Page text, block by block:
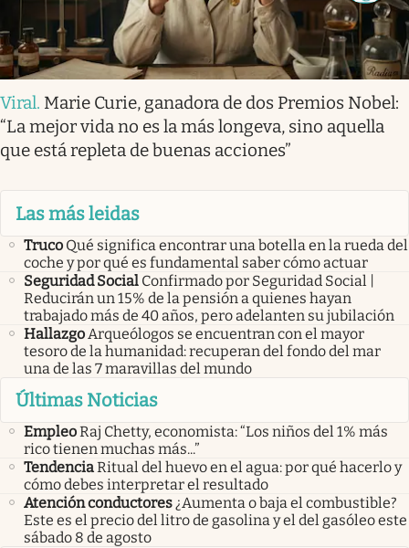
Viral. Marie Curie, ganadora de dos Premios Nobel:
“La mejor vida no es la más longeva, sino aquella
que está repleta de buenas acciones”
Las más leidas
Truco Qué significa encontrar una botella en la rueda del
coche y por qué es fundamental saber cómo actuar
Seguridad Social Confirmado por Seguridad Social |
Reducirán un 15% de la pensión a quienes hayan
trabajado más de 40 años, pero adelanten su jubilación
HallazgoArqueólogos se encuentran con el mayor
tesoro de la humanidad: recuperan del fondo del mar
una de las 7 maravillas del mundo
Últimas Noticias
EmpleoRaj Chetty, economista: “Los niños del 1% más
rico tienen muchas más...”
TendenciaRitual del huevo en el agua: por qué hacerlo y
cómo debes interpretar el resultado
Atención conductores¿Aumenta o baja el combustible?
Este es el precio del litro de gasolina y el del gasóleo este
sábado 8 de agosto